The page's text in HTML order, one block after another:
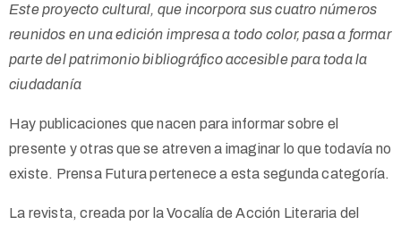
Este proyecto cultural, que incorpora sus cuatro números
reunidos en una edición impresa a todo color, pasa a formar
parte del patrimonio bibliográfico accesible para toda la
ciudadanía
Hay publicaciones que nacen para informar sobre el
presente y otras que se atreven a imaginar lo que todavía no
existe. Prensa Futura pertenece a esta segunda categoría.
La revista, creada por la Vocalía de Acción Literaria del